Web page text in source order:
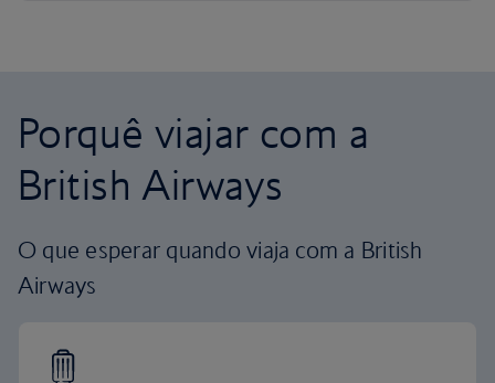
Porquê viajar com a
British Airways
O que esperar quando viaja com a British
Airways